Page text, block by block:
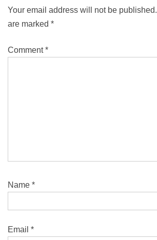
Your email address will not be published.
are marked *
Comment*
Name *
Email *